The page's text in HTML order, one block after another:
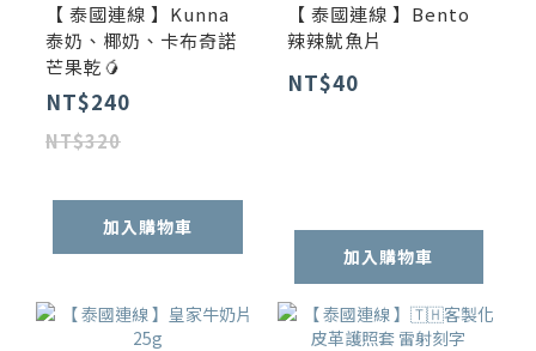
【 泰國連線 】Kunna
泰奶、椰奶、卡布奇諾
芒果乾🥭
NT$240
NT$320
加入購物車
【 泰國連線 】Bento
辣辣魷魚片
NT$40
加入購物車